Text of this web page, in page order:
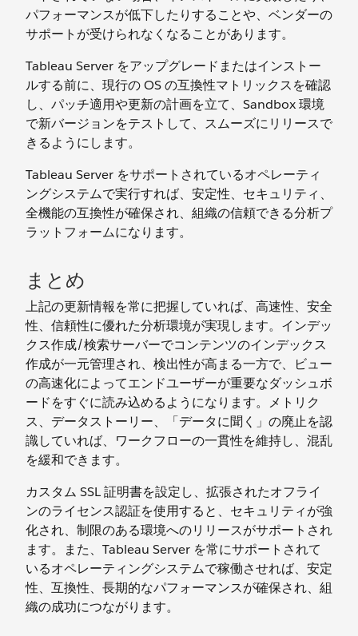
パフォーマンスが低下したりすることや、ベンダーの
サポートが受けられなくなることがあります。
Tableau Server をアップグレードまたはインストー
ルする前に、現行の OS の互換性マトリックスを確認
し、パッチ適用や更新の計画を立て、Sandbox 環境
で新バージョンをテストして、スムーズにリリースで
きるようにします。
Tableau Server をサポートされているオペレーティ
ングシステムで実行すれば、安定性、セキュリティ、
全機能の互換性が確保され、組織の信頼できる分析プ
ラットフォームになります。
まとめ
上記の更新情報を常に把握していれば、高速性、安全
性、信頼性に優れた分析環境が実現します。インデッ
クス作成/検索サーバーでコンテンツのインデックス
作成が一元管理され、検出性が高まる一方で、ビュー
の高速化によってエンドユーザーが重要なダッシュボ
ードをすぐに読み込めるようになります。メトリク
ス、データストーリー、「データに聞く」の廃止を認
識していれば、ワークフローの一貫性を維持し、混乱
を緩和できます。
カスタム SSL 証明書を設定し、拡張されたオフライ
ンのライセンス認証を使用すると、セキュリティが強
化され、制限のある環境へのリリースがサポートされ
ます。また、Tableau Server を常にサポートされて
いるオペレーティングシステムで稼働させれば、安定
性、互換性、長期的なパフォーマンスが確保され、組
織の成功につながります。